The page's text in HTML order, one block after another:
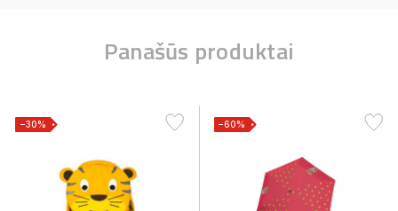
Panašūs produktai
−30% −60%